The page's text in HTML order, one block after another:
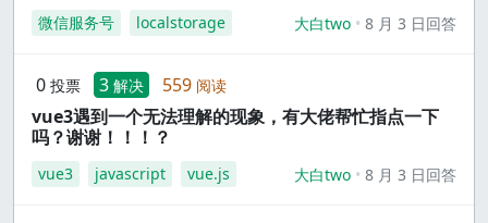
微信服务号 localstorage 大白two 8 月 3 日回答
0 投票 3 解决 559 阅读
vue3遇到一个无法理解的现象，有大佬帮忙指点一下
吗？谢谢！！！？
vue3 javascript vue.js 大白two 8 月 3 日回答